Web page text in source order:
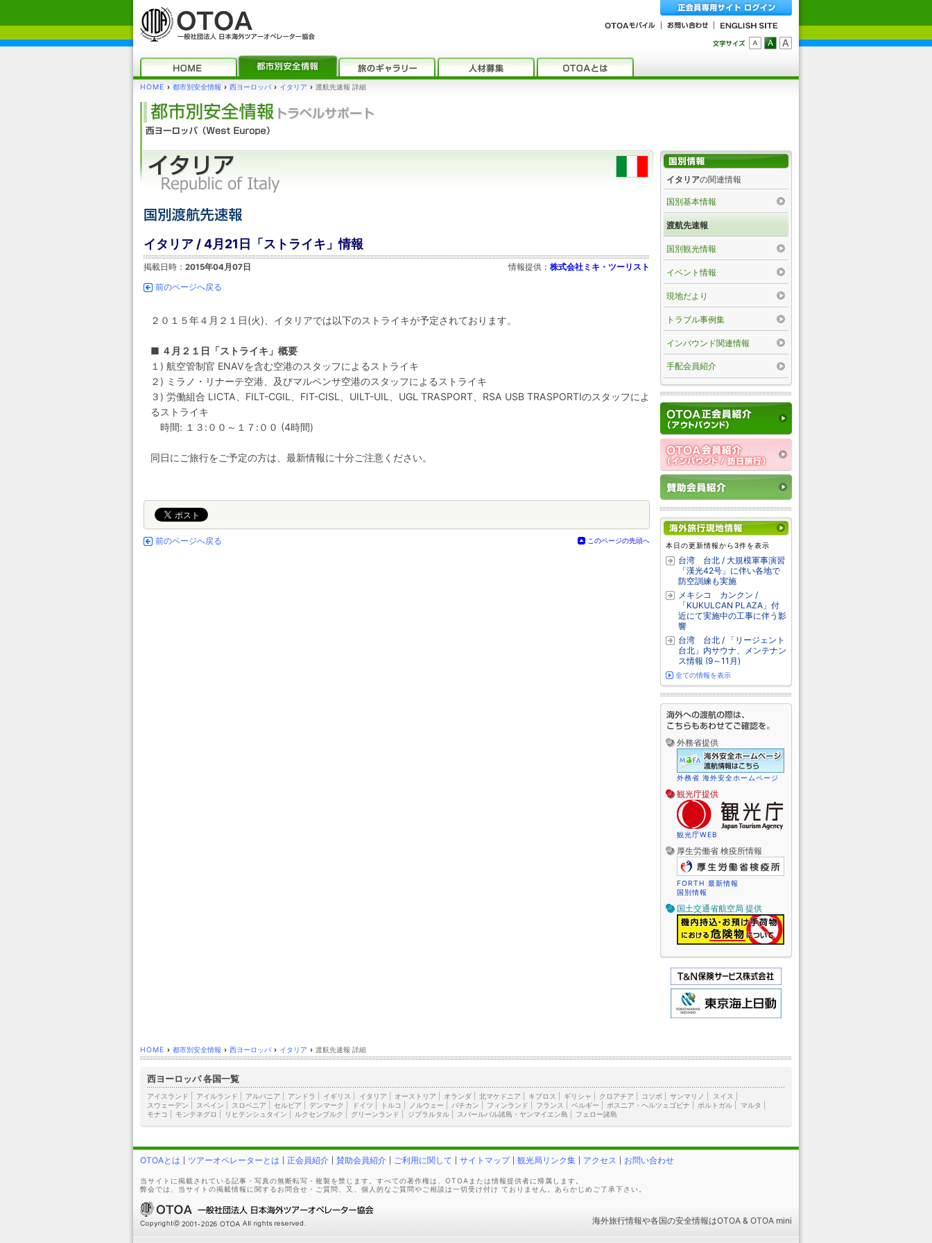
HOME › 都市別安全情報 › 西ヨーロッパ › イタリア › 渡航先速報 詳細
イタリア / 4月21日「ストライキ」情報
掲載日時： 2015年04月07日 情報提供： 株式会社ミキ・ツーリスト
前のページへ戻る
２０１５年４月２１日(火)、イタリアでは以下のストライキが予定されております。
■ ４月２１日「ストライキ」概要
１) 航空管制官 ENAVを含む空港のスタッフによるストライキ
２) ミラノ・リナーテ空港、及びマルペンサ空港のスタッフによるストライキ
３) 労働組合 LICTA、FILT-CGIL、FIT-CISL、UILT-UIL、UGL TRASPORT、RSA USB TRASPORTIのスタッフによ
るストライキ
時間: １３:００～１７:００ (4時間)
同日にご旅行をご予定の方は、最新情報に十分ご注意ください。
前のページへ戻る このページの先頭へ
イタリアの関連情報
国別基本情報
渡航先速報
国別観光情報
イベント情報
現地だより
トラブル事例集
インバウンド関連情報
手配会員紹介
本日の更新情報から3件を表示
台湾 台北 / 大規模軍事演習
「漢光42号」に伴い各地で
防空訓練も実施
メキシコ カンクン /
「KUKULCAN PLAZA」付
近にて実施中の工事に伴う影
響
台湾 台北 / 「リージェント
台北」内サウナ、メンテナン
ス情報 (9～11月)
全ての情報を表示
外務省提供
外務省 海外安全ホームページ
観光庁提供
観光庁WEB
厚生労働省 検疫所情報
FORTH 最新情報
国別情報
国土交通省航空局 提供
HOME › 都市別安全情報 › 西ヨーロッパ › イタリア › 渡航先速報 詳細
西ヨーロッパ 各国一覧
アイスランド アイルランド アルバニア アンドラ イギリス イタリア オーストリア オランダ| 北マケドニア キプロス ギリシャ クロアチア コソボ サンマリノ スイス
スウェーデン
スペイン スロベニア セルビア デンマーク ドイツ トルコ ノルウェー バチカン フィンランド フランス ベルギー ボスニア・ヘルツェゴビナ ポルトガル マルタ
モナコ
モンテネグロ リヒテンシュタイン ルクセンブルク グリーンランド ジブラルタル| スバールバル諸島・ヤンマイエン島 フェロー諸島
OTOAとは ツアーオペレーターとは 正会員紹介 賛助会員紹介 ご利用に関して サイトマップ 観光局リンク集 アクセス お問い合わせ
当サイトに掲載されている記事・写真の無断転写・複製を禁じます。すべての著作権は、OTOAまたは情報提供者に帰属します。
弊会では、当サイトの掲載情報に関するお問合せ・ご質問、又、個人的なご質問やご相談は一切受け付け ておりません。あらかじめご了承下さい。
海外旅行情報や各国の安全情報はOTOA & OTOA mini